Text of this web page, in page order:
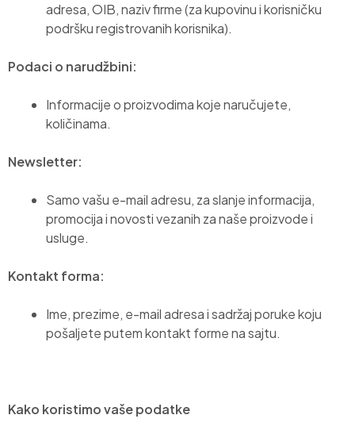
adresa, OIB, naziv firme (za kupovinu i korisničku
podršku registrovanih korisnika).
Podaci o narudžbini:
Informacije o proizvodima koje naručujete,
količinama.
Newsletter:
Samo vašu e-mail adresu, za slanje informacija,
promocija i novosti vezanih za naše proizvode i
usluge.
Kontakt forma:
Ime, prezime, e-mail adresa i sadržaj poruke koju
pošaljete putem kontakt forme na sajtu.
Kako koristimo vaše podatke